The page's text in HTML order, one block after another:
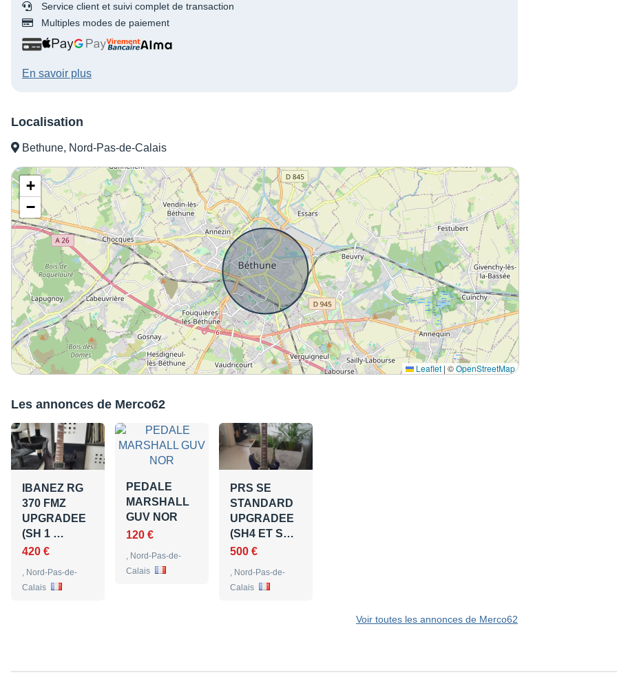
Service client et suivi complet de transaction
Multiples modes de paiement
En savoir plus
Localisation
Bethune, Nord-Pas-de-Calais
+
−
Leaflet | ©OpenStreetMap
Les annonces de Merco62
IBANEZ RG
370 FMZ
UPGRADEE
(SH 1 …
420 €
, Nord-Pas-de-
Calais
PEDALE
MARSHALL
GUV NOR
120 €
, Nord-Pas-de-
Calais
PRS SE
STANDARD
UPGRADEE
(SH4 ET S…
500 €
, Nord-Pas-de-
Calais
Voir toutes les annonces de Merco62